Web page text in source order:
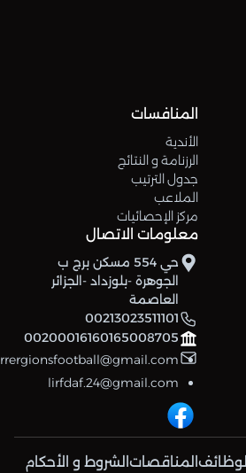
المنافسات
الأندية
الرزنامة و النتائج
جدول الترتيب
الملاعب
مركز الإحصائيات
معلومات الاتصال
حي 554 مسكن برج ب
الجوهرة -بلوزداد -الجزائر
العاصمة
00213023511101
00200016160165008705
lirfdaf.24@gmail.com
الوظائف المناقصات الشروط و الأحكام